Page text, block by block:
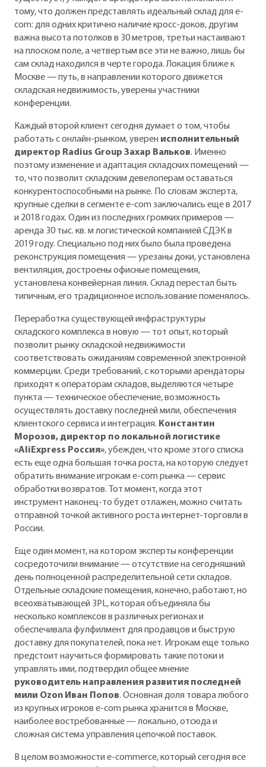
тому, что должен представлять идеальный склад для e-
com: для одних критично наличие кросс-доков, другим
важна высота потолков в 30 метров, третьи настаивают
на плоском поле, а четвертым все эти не важно, лишь бы
сам склад находился в черте города. Локация ближе к
Москве — путь, в направлении которого движется
складская недвижимость, уверены участники
конференции.
Каждый второй клиент сегодня думает о том, чтобы
работать с онлайн-рынком, уверен исполнительный
директор Radius Group Захар Вальков. Именно
поэтому изменение и адаптация складских помещений —
то, что позволит складским девелоперам оставаться
конкурентоспособными на рынке. По словам эксперта,
крупные сделки в сегменте e-com заключались еще в 2017
и 2018 годах. Один из последних громких примеров —
аренда 30 тыс. кв. м логистической компанией СДЭК в
2019 году. Специально под них было была проведена
реконструкция помещения — урезаны доки, установлена
вентиляция, достроены офисные помещения,
установлена конвейерная линия. Склад перестал быть
типичным, его традиционное использование поменялось.
Переработка существующей инфраструктуры
складского комплекса в новую — тот опыт, который
позволит рынку складской недвижимости
соответствовать ожиданиям современной электронной
коммерции. Среди требований, с которыми арендаторы
приходят к операторам складов, выделяются четыре
пункта — техническое обеспечение, возможность
осуществлять доставку последней мили, обеспечения
клиентского сервиса и интеграция. Константин
Морозов, директор по локальной логистике
«AliExpress Россия», убежден, что кроме этого списка
есть еще одна большая точка роста, на которую следует
обратить внимание игрокам e-com рынка — сервис
обработки возвратов. Тот момент, когда этот
инструмент наконец-то будет отлажен, можно считать
отправной точкой активного роста интернет-торговли в
России.
Еще один момент, на котором эксперты конференции
сосредоточили внимание — отсутствие на сегодняшний
день полноценной распределительной сети складов.
Отдельные складские помещения, конечно, работают, но
всеохватывающей 3PL, которая объединяла бы
несколько комплексов в различных регионах и
обеспечивала фулфилмент для продавцов и быструю
доставку для покупателей, пока нет. Игрокам еще только
предстоит научиться формировать такие потоки и
управлять ими, подтвердил общее мнение
руководитель направления развития последней
мили Ozon Иван Попов. Основная доля товара любого
из крупных игроков e-com рынка хранится в Москве,
наиболее востребованные — локально, отсюда и
сложная система управления цепочкой поставок.
В целом возможности e-commerce, который сегодня все